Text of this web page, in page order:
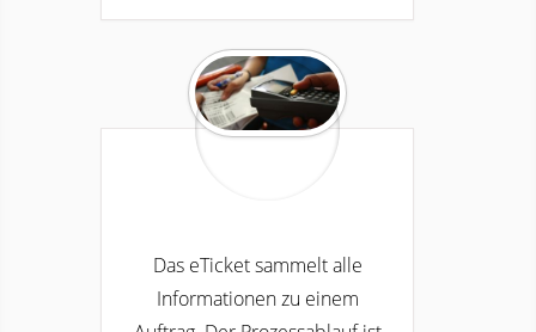
Das eTicket sammelt alle
Informationen zu einem